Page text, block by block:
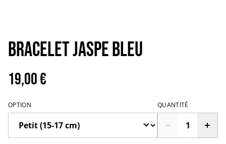
Bracelet jaspe bleu
19,00 €
OPTION QUANTITÉ